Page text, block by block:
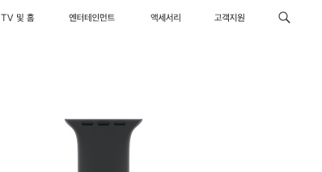
TV 및 홈 엔터테인먼트 액세서리 고객지원